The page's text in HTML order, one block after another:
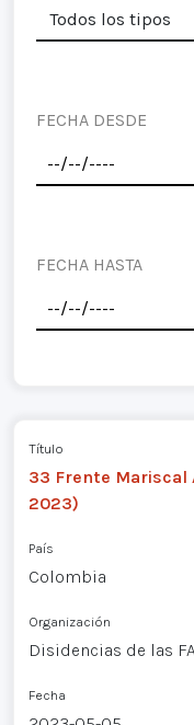
FECHA DESDE
FECHA HASTA
Título
33 Frente Mariscal
2023)
País
Colombia
Organización
Disidencias de las
Fecha